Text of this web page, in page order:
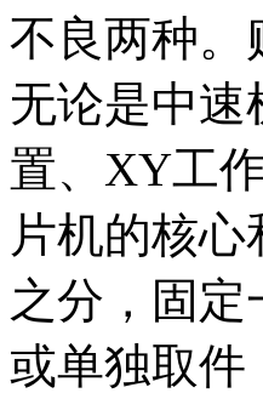
不良两种。
无论是中
置、XY工
片机的核
之分，固
或单独取件